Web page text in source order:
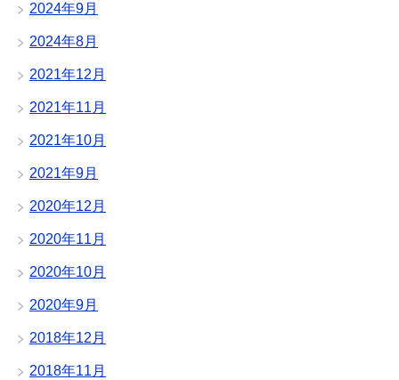
2024年9月
2024年8月
2021年12月
2021年11月
2021年10月
2021年9月
2020年12月
2020年11月
2020年10月
2020年9月
2018年12月
2018年11月